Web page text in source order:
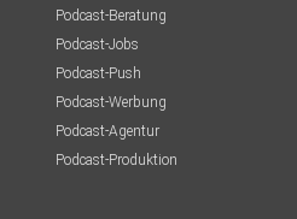
Podcast-Beratung
Podcast-Jobs
Podcast-Push
Podcast-Werbung
Podcast-Agentur
Podcast-Produktion